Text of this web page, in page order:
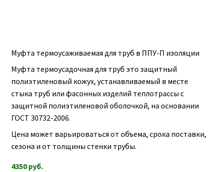
Муфта термоусаживаемая для труб в ППУ-П изоляции
Муфта термоусадочная для труб это защитный
полиэтиленовый кожух, устанавливаемый в месте
стыка труб или фасонных изделий теплотрассы с
защитной полиэтиленовой оболочкой, на основании
ГОСТ 30732-2006.
Цена может варьироваться от объема, срока поставки,
сезона и от толщины стенки трубы.
4350руб.